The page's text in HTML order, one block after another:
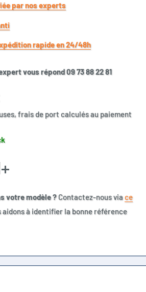
par nos experts
rapide en 24/48h
vous répond 09 73 88 22 81
frais de port calculés au paiement
votre modèle ?Contactez-nous viace
aidons à identifier la bonne référence